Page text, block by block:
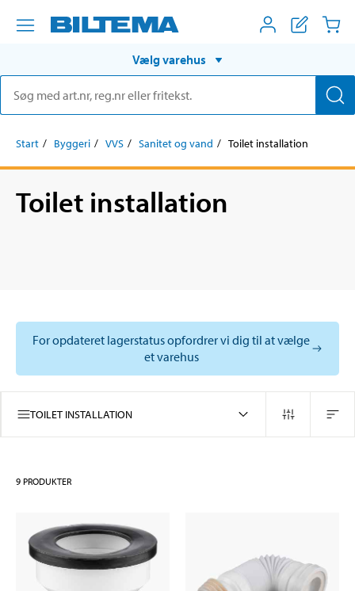
Vælg varehus
Start Byggeri VVS Sanitet og vand Toilet installation
Toilet installation
For opdateret lagerstatus opfordrer vi dig til at vælge
et varehus
TOILET INSTALLATION
9 PRODUKTER